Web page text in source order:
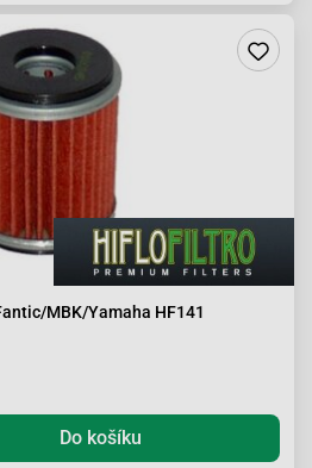
MBK/Yamaha HF141
Do košíku